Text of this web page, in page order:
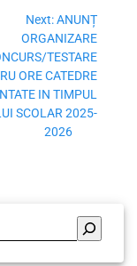
Next:ANUNȚ
ORGANIZARE
TESTARE
ORE CATEDRE
IN TIMPUL
SCOLAR 2025-
2026